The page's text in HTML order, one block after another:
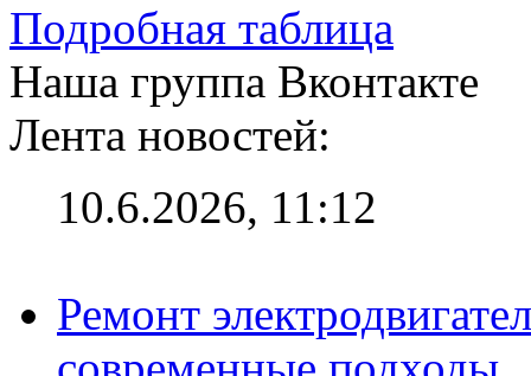
Подробная таблица
Наша группа Вконтакте
Лента новостей:
10.6.2026, 11:12
Ремонт